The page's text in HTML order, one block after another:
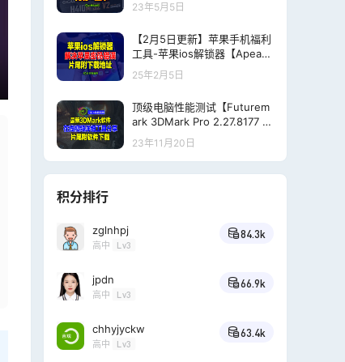
23年5月5日
【2月5日更新】苹果手机福利
工具-苹果ios解锁器【Apeaks
oft iOS Unlocker 1.0.60 多语
言婆戒版】
25年2月5日
顶级电脑性能测试【Futurem
ark 3DMark Pro 2.27.8177 (x
64) 多语言+注册机 】片尾附
下载地址
23年11月20日
积分排行
zglnhpj
高中 Lv3
84.3k
jpdn
高中 Lv3
66.9k
chhyjyckw
高中 Lv3
63.4k